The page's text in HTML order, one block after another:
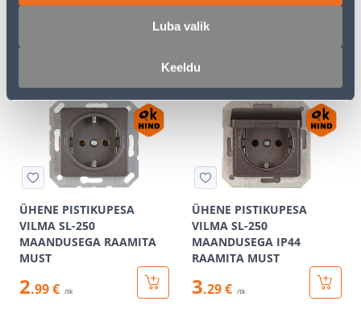
Luba valik
Keeldu
VALGE
2
ÜHENE PISTIKUPESA
VILMA SL-250
MAANDUSEGA RAAMITA
MUST
2.99 € /tk
ÜHENE PISTIKUPESA
VILMA SL-250
MAANDUSEGA IP44
RAAMITA MUST
3.29 € /tk